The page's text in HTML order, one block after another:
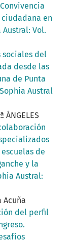
en
Vol.
sociales del
desde las
de Punta
Austral
de
y la
Austral:
Acuña
del perfil